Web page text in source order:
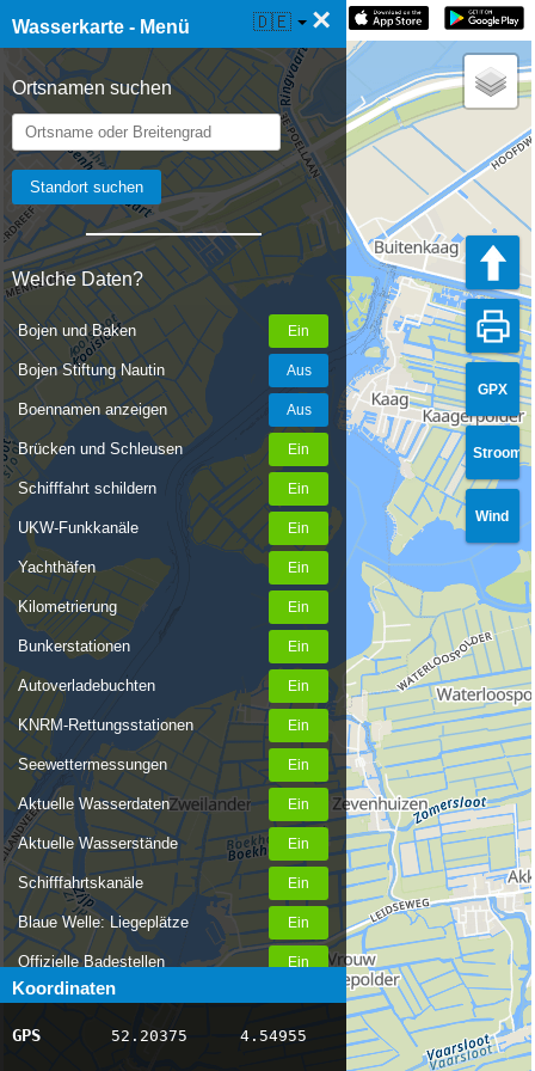
Wasserkarte - Menü ×
Ortsnamen suchen
Welche Daten?
Bojen und Baken
Bojen Stiftung Nautin
Boennamen anzeigen
Brücken und Schleusen
Schifffahrt schildern
UKW-Funkkanäle
Yachthäfen
Kilometrierung
Bunkerstationen
Autoverladebuchten
KNRM-Rettungsstationen
Seewettermessungen
Aktuelle Wasserdaten
Aktuelle Wasserstände
Schifffahrtskanäle
Blaue Welle: Liegeplätze
Offizielle Badestellen
Nachrichten Binnenschifffahrt
AIS-Schiffspositionen
Koordinaten
GPS 52.20375 4.54955
☰ Wasserkarte Live 🇩🇪
GPX
Stroom
Wind